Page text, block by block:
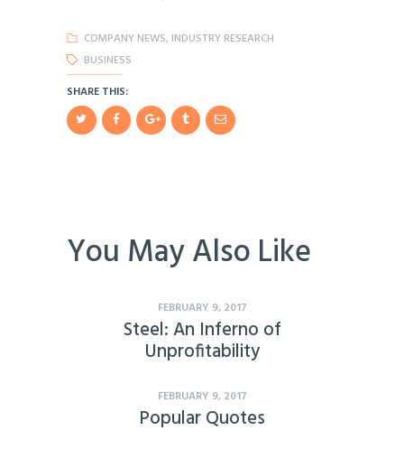
COMPANY NEWS, INDUSTRY RESEARCH
BUSINESS
SHARE THIS:
You May Also Like
FEBRUARY 9, 2017
Steel: An Inferno of
Unprofitability
FEBRUARY 9, 2017
Popular Quotes